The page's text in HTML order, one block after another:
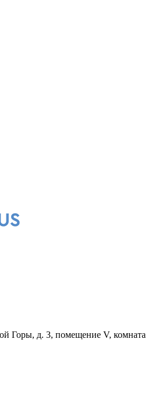
Горы, д. 3, помещение V, комната